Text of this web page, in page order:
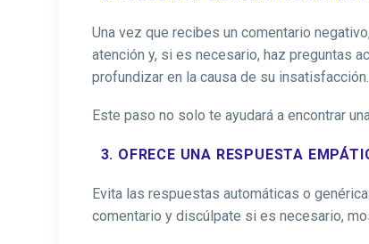
Una vez que recibes un comentario
atención y, si es necesario, haz preguntas
profundizar en la causa de su insatisfacción.
Este paso no solo te ayudará a encontrar
3. OFRECE UNA RESPUESTA
Evita las respuestas automáticas o
comentario y discúlpate si es necesario,